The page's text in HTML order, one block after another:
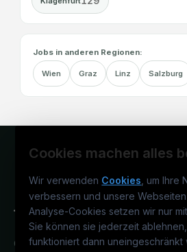
Jobs in anderen Regionen:
Wien Graz Linz Salzburg
Cookies machen alles
Wir verwenden Cookies , um
verbessern und unsere
Analyse-Cookies setzen wir nur
Sie können sie jederzeit
funktioniert dann uneingeschränkt
Österreichs technisches